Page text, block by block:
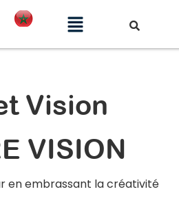
Vision
VISION
en embrassant la créativité